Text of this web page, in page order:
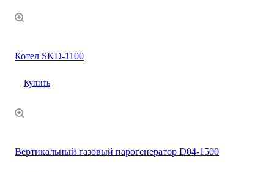
Котел SKD-1100
Купить
Вертикальный газовый парогенератор D04-1500